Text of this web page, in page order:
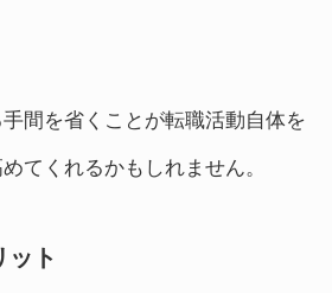
間を省くことが転職活動自体を
てくれるかもしれません。
ット